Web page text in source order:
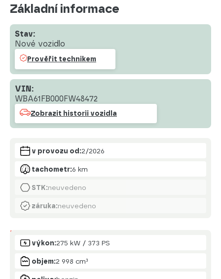
Základní informace
Stav:
Nové vozidlo
Prověřit technikem
VIN:
WBA61FB000FW48472
Zobrazit historii vozidla
v provozu od:2/2026
tachometr:6 km
STK:neuvedeno
záruka:neuvedeno
Motor
výkon:275 kW / 373 PS
objem:2 998 cm³